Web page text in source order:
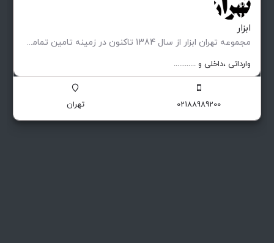
ابزار
مجموعه تهران ابزار از سال 1384 تاکنون در زمینه تامین تمامی تجهیزات مورد نیاز صنایع پیشران ، کارگاه ها…
وارداتی ،‌داخلی و ............
02188989200 تهران